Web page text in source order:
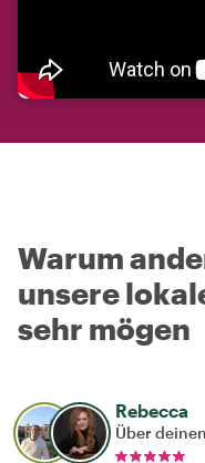
Warum
unsere
sehr mögen
Rebecca
Über